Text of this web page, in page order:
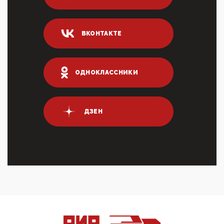
Суммарное вознаграждение менеджменту в 15
крупных банках по итогам 2025 года превысило 63
млрд руб. ...
03:01, 10 Апреля 2026
что союзники просили Киев не наносить удары по
энергети...
01:54, 10 Апреля 2026
ПрезидентПутинвчера вечером обьявил
Пасхальное перемирие с 16 часов субботы до конца
дня Воскресен...
01:09, 10 Апреля 2026
ВКОНТАКТЕ
ОДНОКЛАССНИКИ
ДЗЕН